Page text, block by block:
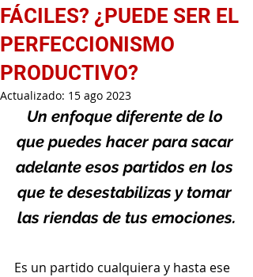
FÁCILES? ¿PUEDE SER EL
PERFECCIONISMO
PRODUCTIVO?
Actualizado: 15 ago 2023
Un enfoque diferente de lo
que puedes hacer para sacar
adelante esos partidos en los
que te desestabilizas y tomar
las riendas de tus emociones.
Es un partido cualquiera y hasta ese